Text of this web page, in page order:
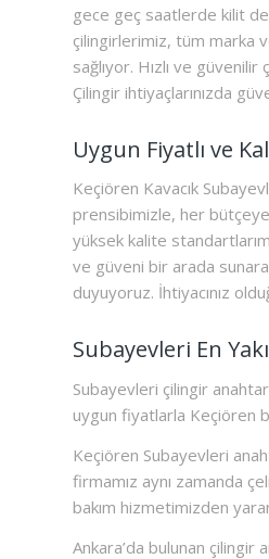
gece geç saatlerde kilit
çilingirlerimiz, tüm marka
sağlıyor. Hızlı ve
Çilingir ihtiyaçlarınızda
Uygun Fiyatlı ve
Keçiören Kavacık
prensibimizle, her
yüksek kalite
ve güveni bir arada
duyuyoruz. İhtiyacınız
Subayevleri En
Subayevleri çilingir
uygun fiyatlarla Keçiören
Keçiören Subayevleri
firmamız aynı zamanda
bakım hizmetimizden
Ankara’da bulunan çilingir